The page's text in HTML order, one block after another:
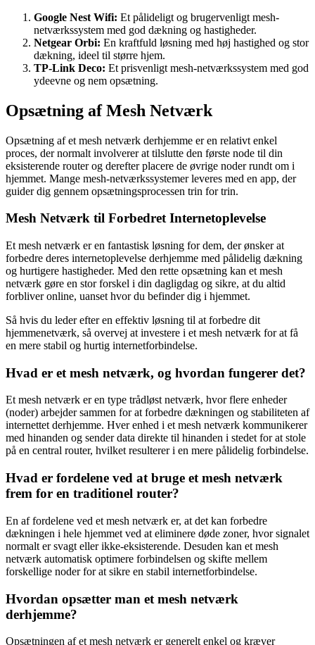
Google Nest Wifi: Et pålideligt og brugervenligt mesh-
netværkssystem med god dækning og hastigheder.
Netgear Orbi: En kraftfuld løsning med høj hastighed og stor
dækning, ideel til større hjem.
TP-Link Deco: Et prisvenligt mesh-netværkssystem med god
ydeevne og nem opsætning.
Opsætning af Mesh Netværk
Opsætning af et mesh netværk derhjemme er en relativt enkel
proces, der normalt involverer at tilslutte den første node til din
eksisterende router og derefter placere de øvrige noder rundt om i
hjemmet. Mange mesh-netværkssystemer leveres med en app, der
guider dig gennem opsætningsprocessen trin for trin.
Mesh Netværk til Forbedret Internetoplevelse
Et mesh netværk er en fantastisk løsning for dem, der ønsker at
forbedre deres internetoplevelse derhjemme med pålidelig dækning
og hurtigere hastigheder. Med den rette opsætning kan et mesh
netværk gøre en stor forskel i din dagligdag og sikre, at du altid
forbliver online, uanset hvor du befinder dig i hjemmet.
Så hvis du leder efter en effektiv løsning til at forbedre dit
hjemmenetværk, så overvej at investere i et mesh netværk for at få
en mere stabil og hurtig internetforbindelse.
Hvad er et mesh netværk, og hvordan fungerer det?
Et mesh netværk er en type trådløst netværk, hvor flere enheder
(noder) arbejder sammen for at forbedre dækningen og stabiliteten af
internettet derhjemme. Hver enhed i et mesh netværk kommunikerer
med hinanden og sender data direkte til hinanden i stedet for at stole
på en central router, hvilket resulterer i en mere pålidelig forbindelse.
Hvad er fordelene ved at bruge et mesh netværk
frem for en traditionel router?
En af fordelene ved et mesh netværk er, at det kan forbedre
dækningen i hele hjemmet ved at eliminere døde zoner, hvor signalet
normalt er svagt eller ikke-eksisterende. Desuden kan et mesh
netværk automatisk optimere forbindelsen og skifte mellem
forskellige noder for at sikre en stabil internetforbindelse.
Hvordan opsætter man et mesh netværk
derhjemme?
Opsætningen af et mesh netværk er generelt enkel og kræver